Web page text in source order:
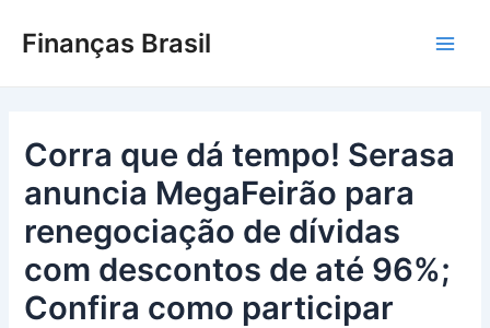
paraFinanças Brasil
Corra que dá tempo! Serasa
anuncia MegaFeirão para
renegociação de dívidas
com descontos de até 96%;
Confira como participar